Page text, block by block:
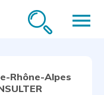
menu
Rhône-Alpes